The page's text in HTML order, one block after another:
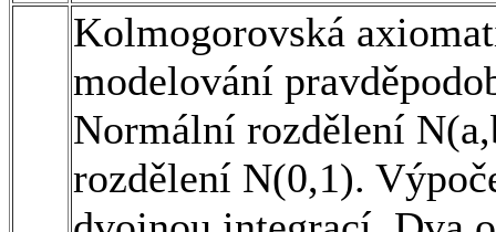
Kolmogorovská
modelování
Normální rozdělení
rozdělení N(0,1).